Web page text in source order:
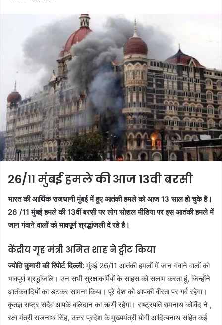
26/11 मुंबई हमले की आज 13वी बरसी
भारत की आर्थिक राजधानी मुंबई में हुए आतंकी हमले को आज 13 साल हो चुके है।
26 /11 मुंबई हमले की 13वीं बरसी पर लोग सोशल मीडिया पर इस आतंकी हमले में
जान गंवाने वालों को भावपूर्ण श्रद्धांजली दे रहे है।
केंद्रीय गृह मंत्री अमित शाह ने ट्वीट किया
ज्योति कुमारी की रिपोर्ट दिल्ली:मुंबई 26/11 आतंकी हमलों में जान गंवाने वालों को
भावपूर्ण श्रद्धांजलि। उन सभी सुरक्षाकर्मियों के साहस को सलाम करता हूं, जिन्होंने
आतंकवादियों का डटकर सामना किया। पूरे देश को आपकी वीरता पर गर्व रहेगा।
कृतज्ञ राष्ट्र सदैव आपके बलिदान का ऋणी रहेगा। राष्ट्रपति रामनाथ कोविंद ने ,
रक्षा मंत्री राजनाथ सिंह, उत्तर प्रदेश के मुख्यमंत्री योगी आदित्यनाथ सहित कई